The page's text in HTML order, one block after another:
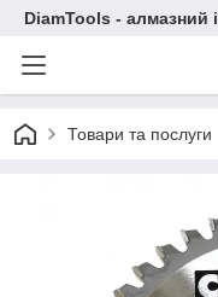
DiamTools - алмазний
Товари та послуги